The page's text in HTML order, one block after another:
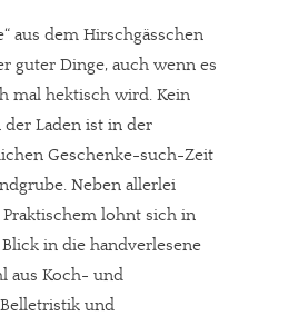
aus dem Hirschgässchen
guter Dinge, auch wenn es
mal hektisch wird. Kein
Laden ist in der
Geschenke-such-Zeit
Neben allerlei
lohnt sich in
in die handverlesene
aus Koch- und
und